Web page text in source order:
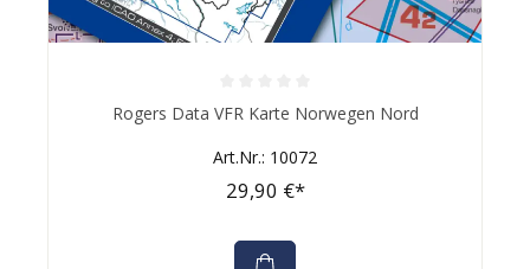
Durchschnittliche Bewertung von 0 von 5 Sternen
Rogers Data VFR Karte Norwegen Nord
Art.Nr.: 10072
29,90 €*